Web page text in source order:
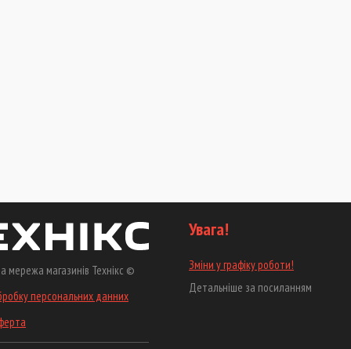
мережа магазинів Технікс ©
персональних данних
Увага!
Зміни у графіку роботи!
Детальніше за посиланням